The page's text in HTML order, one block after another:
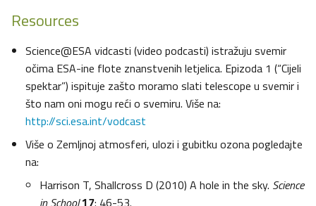
Resources
Science@ESA vidcasti (video podcasti) istražuju svemir
očima ESA-ine flote znanstvenih letjelica. Epizoda 1 (“Cijeli
spektar”) ispituje zašto moramo slati telescope u svemir i
što nam oni mogu reći o svemiru. Više na:
http://sci.esa.int/vodcast
Više o Zemljnoj atmosferi, ulozi i gubitku ozona pogledajte
na:
Harrison T, Shallcross D (2010) A hole in the sky. Science
in School17: 46-53.